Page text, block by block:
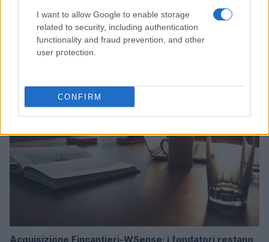
I want to allow Google to enable storage
related to security, including authentication
functionality and fraud prevention, and other
user protection.
CONFIRM
Ripensare le tecnologie umanitarie oltre i criteri dei
donatori
Martina Marchesi · 10 Lug 2026
Acquisizione Fincantieri-WSense: i fondatori restano